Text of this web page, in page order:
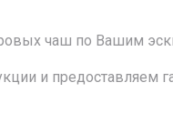
чаш по Вашим
и предоставляем